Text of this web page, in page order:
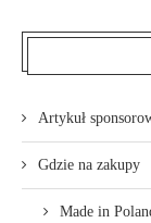
Artykuł
Gdzie na zakupy
Made in